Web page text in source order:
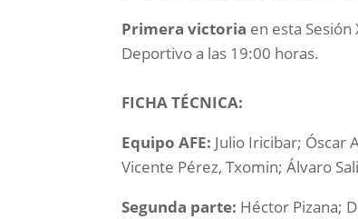
Primera victoria en esta Sesión
Deportivo a las 19:00 horas.
FICHA TÉCNICA:
Equipo AFE: Julio Iricibar; Óscar
Vicente Pérez, Txomin; Álvaro
Segunda parte: Héctor Pizana;